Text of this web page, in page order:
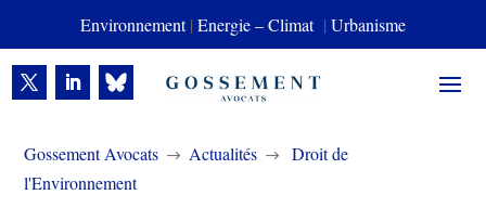
Environnement| Energie – Climat | Urbanisme
Gossement Avocats $ Actualités $
Droit de
l'Environnement